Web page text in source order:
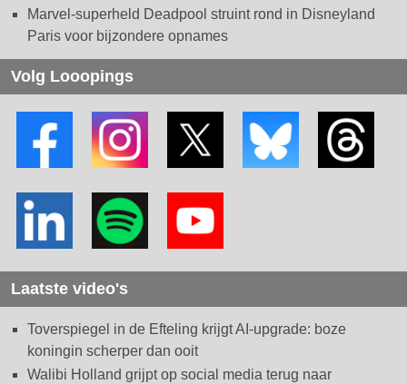
Marvel-superheld Deadpool struint rond in Disneyland
Paris voor bijzondere opnames
Volg Looopings
Laatste video's
Toverspiegel in de Efteling krijgt AI-upgrade: boze
koningin scherper dan ooit
Walibi Holland grijpt op social media terug naar